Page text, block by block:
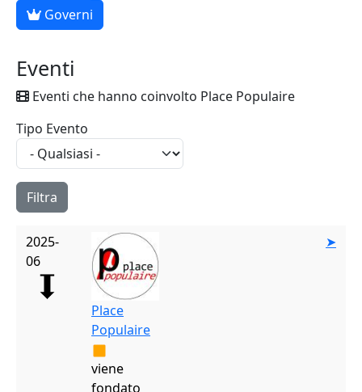
Governi
Eventi
Eventi che hanno coinvolto Place Populaire
Tipo Evento
2025-
06
Place
Populaire
viene
fondato
➤